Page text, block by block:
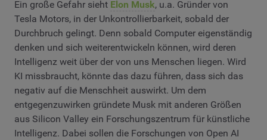
Ein große Gefahr sieht Elon Musk, u.a. Gründer von
Tesla Motors, in der Unkontrollierbarkeit, sobald der
Durchbruch gelingt. Denn sobald Computer eigenständig
denken und sich weiterentwickeln können, wird deren
Intelligenz weit über der von uns Menschen liegen. Wird
KI missbraucht, könnte das dazu führen, dass sich das
negativ auf die Menschheit auswirkt. Um dem
entgegenzuwirken gründete Musk mit anderen Größen
aus Silicon Valley ein Forschungszentrum für künstliche
Intelligenz. Dabei sollen die Forschungen von Open AI